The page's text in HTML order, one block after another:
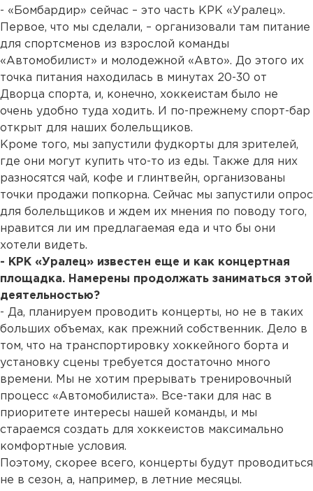
- «Бомбардир» сейчас – это часть КРК «Уралец».
Первое, что мы сделали, – организовали там питание
для спортсменов из взрослой команды
«Автомобилист» и молодежной «Авто». До этого их
точка питания находилась в минутах 20-30 от
Дворца спорта, и, конечно, хоккеистам было не
очень удобно туда ходить. И по-прежнему спорт-бар
открыт для наших болельщиков.
Кроме того, мы запустили фудкорты для зрителей,
где они могут купить что-то из еды. Также для них
разносятся чай, кофе и глинтвейн, организованы
точки продажи попкорна. Сейчас мы запустили опрос
для болельщиков и ждем их мнения по поводу того,
нравится ли им предлагаемая еда и что бы они
хотели видеть.
- КРК «Уралец» известен еще и как концертная
площадка. Намерены продолжать заниматься этой
деятельностью?
- Да, планируем проводить концерты, но не в таких
больших объемах, как прежний собственник. Дело в
том, что на транспортировку хоккейного борта и
установку сцены требуется достаточно много
времени. Мы не хотим прерывать тренировочный
процесс «Автомобилиста». Все-таки для нас в
приоритете интересы нашей команды, и мы
стараемся создать для хоккеистов максимально
комфортные условия.
Поэтому, скорее всего, концерты будут проводиться
не в сезон, а, например, в летние месяцы.